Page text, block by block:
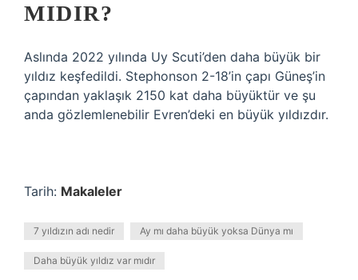
MIDIR?
Aslında 2022 yılında Uy Scuti’den daha büyük bir
yıldız keşfedildi. Stephonson 2-18’in çapı Güneş’in
çapından yaklaşık 2150 kat daha büyüktür ve şu
anda gözlemlenebilir Evren’deki en büyük yıldızdır.
Tarih: Makaleler
7 yıldızın adı nedir Ay mı daha büyük yoksa Dünya mı
Daha büyük yıldız var mıdır